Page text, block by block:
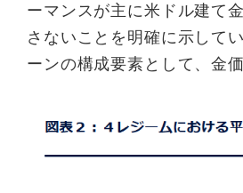
ーマンスが主に米ドル建て
さないことを明確に示して
ーンの構成要素として、金